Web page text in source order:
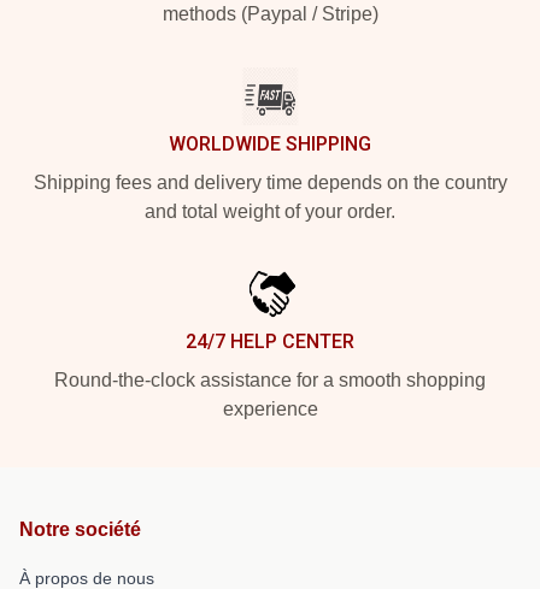
methods (Paypal / Stripe)
WORLDWIDE SHIPPING
Shipping fees and delivery time depends on the country
and total weight of your order.
24/7 HELP CENTER
Round-the-clock assistance for a smooth shopping
experience
Notre société
À propos de nous